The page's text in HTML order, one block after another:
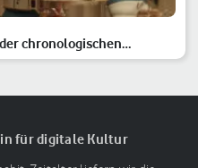
chronologischen
für digitale Kultur